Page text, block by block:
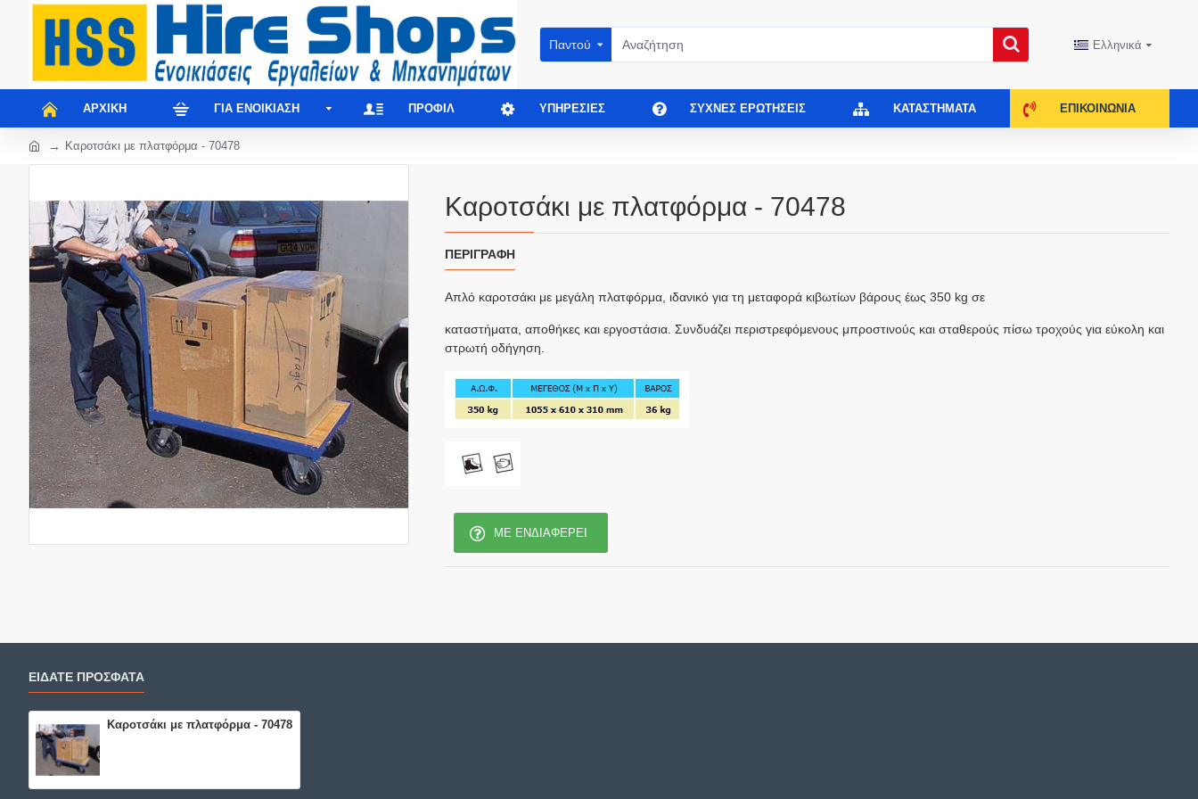
Παντού Ελληνικά
ΑΡΧΙΚΉ ΓΙΑ ΕΝΟΙΚΊΑΣΗ ΠΡΟΦΊΛ ΥΠΗΡΕΣΊΕΣ ΣΥΧΝΈΣ ΕΡΩΤΉΣΕΙΣ ΚΑΤΑΣΤΉΜΑΤΑ ΕΠΙΚΟΙΝΩΝΊΑ
Καροτσάκι με πλατφόρμα - 70478
Καροτσάκι με πλατφόρμα - 70478
ΠΕΡΙΓΡΑΦΉ
Απλό καροτσάκι με μεγάλη πλατφόρμα, ιδανικό για τη μεταφορά κιβωτίων βάρους έως 350 kg σε
καταστήματα, αποθήκες και εργοστάσια. Συνδυάζει περιστρεφόμενους μπροστινούς και σταθερούς πίσω τροχούς για εύκολη και
στρωτή οδήγηση.
ΜΕ ΕΝΔΙΑΦΈΡΕΙ
ΕΙΔΑΤΕ ΠΡΟΣΦΑΤΑ
Καροτσάκι με πλατφόρμα - 70478